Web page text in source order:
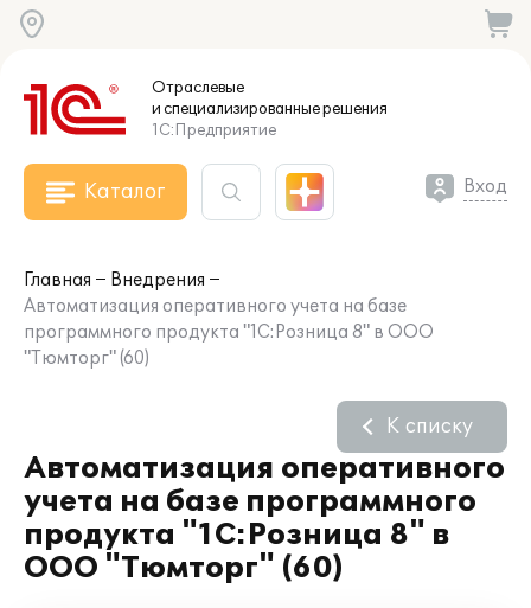
Отраслевые
и специализированныерешения
1С:Предприятие
Каталог Вход
Главная
Внедрения
Автоматизация оперативного учета на базе
программного продукта "1С:Розница 8" в ООО
"Тюмторг" (60)
Автоматизация оперативного
учета на базе программного
продукта "1С:Розница 8" в
ООО "Тюмторг" (60)
К списку